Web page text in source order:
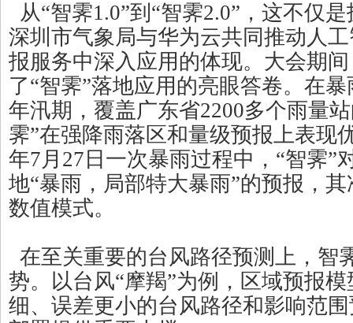
从“智霁1.0”到“智霁2.0”，这不仅
深圳市气象局与华为云共同推动人
报服务中深入应用的体现。大会期
了“智霁”落地应用的亮眼答卷。在
年汛期，覆盖广东省2200多个雨量
霁”在强降雨落区和量级预报上表现
年7月27日一次暴雨过程中，“智霁”
地“暴雨，局部特大暴雨”的预报，
数值模式。
在至关重要的台风路径预测上，智
势。以台风“摩羯”为例，区域预报
细、误差更小的台风路径和影响范